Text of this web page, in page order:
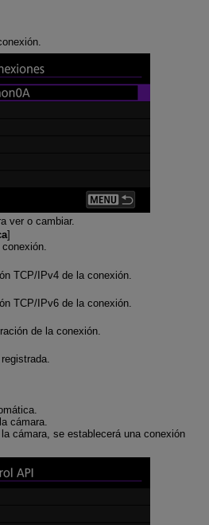
ver o cambiar.
]
TCP/IPv4 de la conexión.
TCP/IPv6 de la conexión.
de la conexión.
cámara.
cámara, se establecerá una conexión